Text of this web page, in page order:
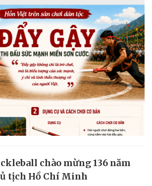
chào mừng 136 năm
tịch Hồ Chí Minh